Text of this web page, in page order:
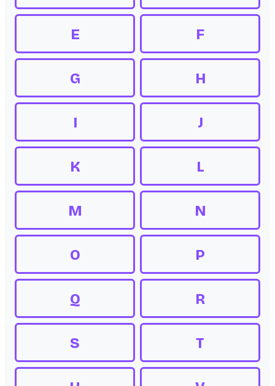
E F
G H
I J
K L
M N
O P
Q R
S T